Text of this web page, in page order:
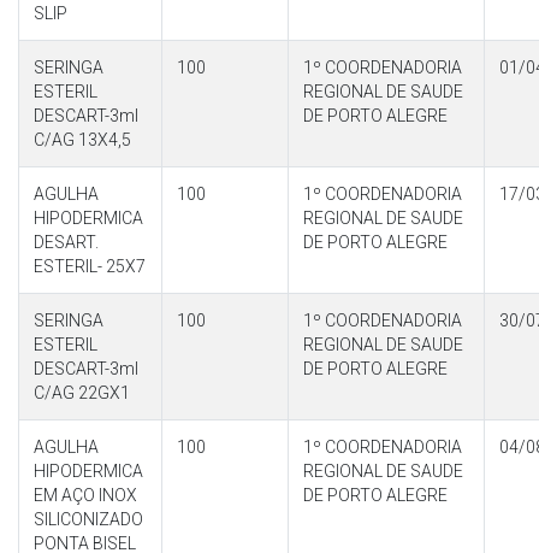
SLIP
SERINGA
ESTERIL
DESCART-3ml
C/AG 13X4,5
100
1º COORDENADORIA
REGIONAL DE SAUDE
DE PORTO ALEGRE
01/
AGULHA
HIPODERMICA
DESART.
ESTERIL- 25X7
100
1º COORDENADORIA
REGIONAL DE SAUDE
DE PORTO ALEGRE
17/
SERINGA
ESTERIL
DESCART-3ml
C/AG 22GX1
100
1º COORDENADORIA
REGIONAL DE SAUDE
DE PORTO ALEGRE
30/
AGULHA
HIPODERMICA
EM AÇO INOX
SILICONIZADO
PONTA BISEL
100
1º COORDENADORIA
REGIONAL DE SAUDE
DE PORTO ALEGRE
04/